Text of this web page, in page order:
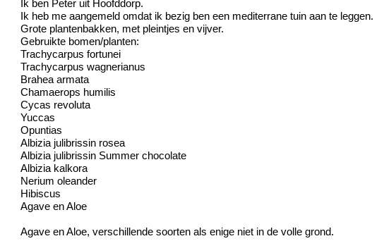
Ik ben Peter uit Hoofddorp.
Ik heb me aangemeld omdat ik bezig ben een mediterrane tuin aan te leggen.
Grote plantenbakken, met pleintjes en vijver.
Gebruikte bomen/planten:
Trachycarpus fortunei
Trachycarpus wagnerianus
Brahea armata
Chamaerops humilis
Cycas revoluta
Yuccas
Opuntias
Albizia julibrissin rosea
Albizia julibrissin Summer chocolate
Albizia kalkora
Nerium oleander
Hibiscus
Agave en Aloe
Agave en Aloe, verschillende soorten als enige niet in de volle grond.